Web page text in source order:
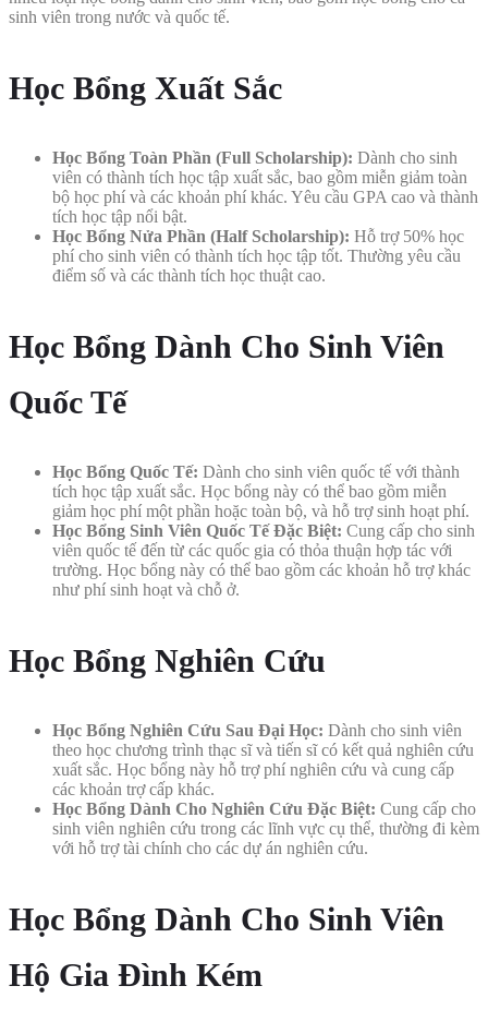
sinh viên trong nước và quốc tế.
Học Bổng Xuất Sắc
Học Bổng Toàn Phần (Full Scholarship): Dành cho sinh
viên có thành tích học tập xuất sắc, bao gồm miễn giảm toàn
bộ học phí và các khoản phí khác. Yêu cầu GPA cao và thành
tích học tập nổi bật.
Học Bổng Nửa Phần (Half Scholarship): Hỗ trợ 50% học
phí cho sinh viên có thành tích học tập tốt. Thường yêu cầu
điểm số và các thành tích học thuật cao.
Học Bổng Dành Cho Sinh Viên
Quốc Tế
Học Bổng Quốc Tế: Dành cho sinh viên quốc tế với thành
tích học tập xuất sắc. Học bổng này có thể bao gồm miễn
giảm học phí một phần hoặc toàn bộ, và hỗ trợ sinh hoạt phí.
Học Bổng Sinh Viên Quốc Tế Đặc Biệt: Cung cấp cho sinh
viên quốc tế đến từ các quốc gia có thỏa thuận hợp tác với
trường. Học bổng này có thể bao gồm các khoản hỗ trợ khác
như phí sinh hoạt và chỗ ở.
Học Bổng Nghiên Cứu
Học Bổng Nghiên Cứu Sau Đại Học: Dành cho sinh viên
theo học chương trình thạc sĩ và tiến sĩ có kết quả nghiên cứu
xuất sắc. Học bổng này hỗ trợ phí nghiên cứu và cung cấp
các khoản trợ cấp khác.
Học Bổng Dành Cho Nghiên Cứu Đặc Biệt: Cung cấp cho
sinh viên nghiên cứu trong các lĩnh vực cụ thể, thường đi kèm
với hỗ trợ tài chính cho các dự án nghiên cứu.
Học Bổng Dành Cho Sinh Viên
Hộ Gia Đình Kém